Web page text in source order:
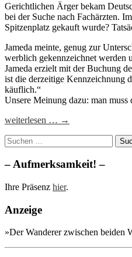
Gerichtlichen Ärger bekam
bei der Suche nach Fachärzten.
Spitzenplatz gekauft wurde?
Jameda meinte, genug zur
werblich gekennzeichnet werden
Jameda erzielt mit der Buchung
ist die derzeitige Kennzeichnung
käuflich.“
Unsere Meinung dazu: man
weiterlesen … →
Suchen
nach:
– Aufmerksamkeit! –
Ihre Präsenz hier.
Anzeige
»Der Wanderer zwischen beiden